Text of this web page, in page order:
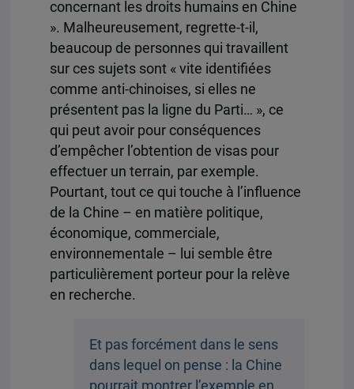
concernant les droits humains en Chine
». Malheureusement, regrette-t-il,
beaucoup de personnes qui travaillent
sur ces sujets sont « vite identifiées
comme anti-chinoises, si elles ne
présentent pas la ligne du Parti… », ce
qui peut avoir pour conséquences
d’empêcher l’obtention de visas pour
effectuer un terrain, par exemple.
Pourtant, tout ce qui touche à l’influence
de la Chine – en matière politique,
économique, commerciale,
environnementale – lui semble être
particulièrement porteur pour la relève
en recherche.
Et pas forcément dans le sens
dans lequel on pense : la Chine
pourrait montrer l’exemple en